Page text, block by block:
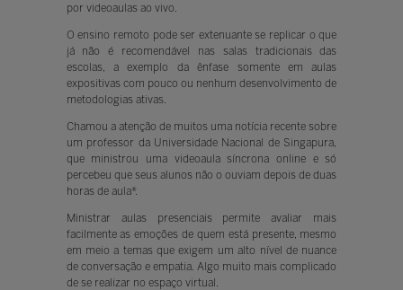
por videoaulas ao vivo.
O ensino remoto pode ser extenuante se replicar o que
já não é recomendável nas salas tradicionais das
escolas, a exemplo da ênfase somente em aulas
expositivas com pouco ou nenhum desenvolvimento de
metodologias ativas.
Chamou a atenção de muitos uma notícia recente sobre
um professor da Universidade Nacional de Singapura,
que ministrou uma videoaula síncrona online e só
percebeu que seus alunos não o ouviam depois de duas
horas de aula*.
Ministrar aulas presenciais permite avaliar mais
facilmente as emoções de quem está presente, mesmo
em meio a temas que exigem um alto nível de nuance
de conversação e empatia. Algo muito mais complicado
de se realizar no espaço virtual.